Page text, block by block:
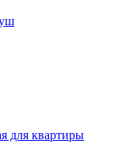
для квартиры